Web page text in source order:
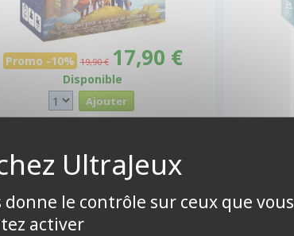
Promo -10% 19,90 € 17,90 €
Disponible
le contrôle sur ceux que vous
activer